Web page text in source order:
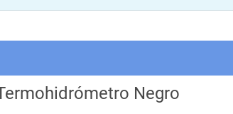
Negro